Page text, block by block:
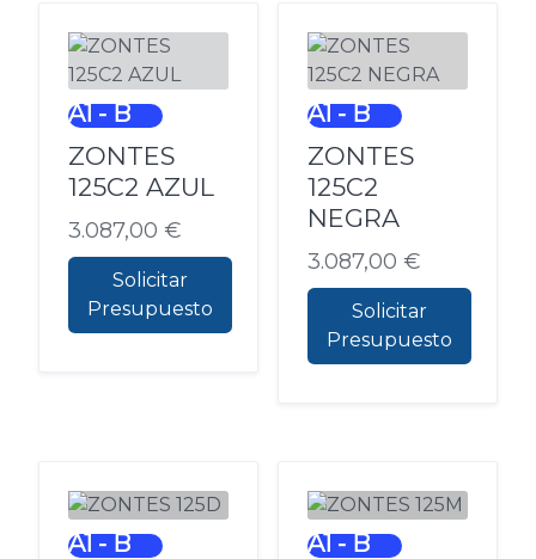
A1 - B
ZONTES
125C2 AZUL
3.087,00 €
Solicitar
Presupuesto
A1 - B
ZONTES
125C2
NEGRA
3.087,00 €
Solicitar
Presupuesto
A1 - B A1 - B